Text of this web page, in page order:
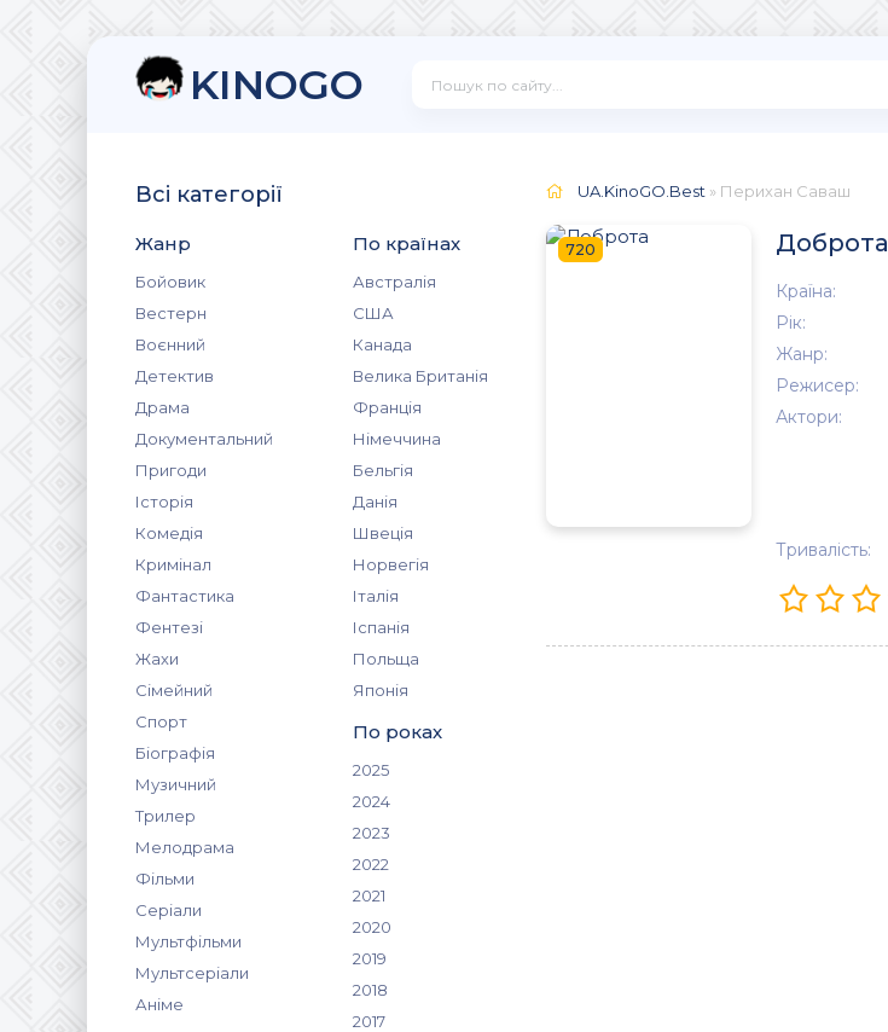
KINOGO
Всі категорії
Жанр
Бойовик
Вестерн
Воєнний
Детектив
Драма
Документальний
Пригоди
Історія
Комедія
Кримінал
Фантастика
Фентезі
Жахи
Сімейний
Спорт
Біографія
Музичний
Трилер
Мелодрама
Фільми
Серіали
Мультфільми
Мультсеріали
Аніме
По країнах
Австралія
США
Канада
Велика Британія
Франція
Німеччина
Бельгія
Данія
Швеція
Норвегія
Італія
Іспанія
Польща
Японія
По роках
2025
2024
2023
2022
2021
2020
2019
2018
2017
UA.KinoGO.Best » Перихан Саваш
720 Доброта
Країна:
Рік:
Жанр:
Режисер:
Актори:
Тривалість: